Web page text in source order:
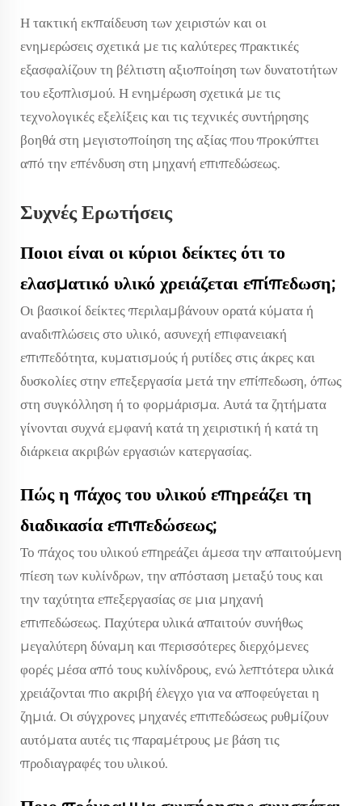
Η τακτική εκπαίδευση των χειριστών και οι
ενημερώσεις σχετικά με τις καλύτερες πρακτικές
εξασφαλίζουν τη βέλτιστη αξιοποίηση των δυνατοτήτων
του εξοπλισμού. Η ενημέρωση σχετικά με τις
τεχνολογικές εξελίξεις και τις τεχνικές συντήρησης
βοηθά στη μεγιστοποίηση της αξίας που προκύπτει
από την επένδυση στη μηχανή επιπεδώσεως.
Συχνές Ερωτήσεις
Ποιοι είναι οι κύριοι δείκτες ότι το
ελασματικό υλικό χρειάζεται επίπεδωση;
Οι βασικοί δείκτες περιλαμβάνουν ορατά κύματα ή
αναδιπλώσεις στο υλικό, ασυνεχή επιφανειακή
επιπεδότητα, κυματισμούς ή ρυτίδες στις άκρες και
δυσκολίες στην επεξεργασία μετά την επίπεδωση, όπως
στη συγκόλληση ή το φορμάρισμα. Αυτά τα ζητήματα
γίνονται συχνά εμφανή κατά τη χειριστική ή κατά τη
διάρκεια ακριβών εργασιών κατεργασίας.
Πώς η πάχος του υλικού επηρεάζει τη
διαδικασία επιπεδώσεως;
Το πάχος του υλικού επηρεάζει άμεσα την απαιτούμενη
πίεση των κυλίνδρων, την απόσταση μεταξύ τους και
την ταχύτητα επεξεργασίας σε μια μηχανή
επιπεδώσεως. Παχύτερα υλικά απαιτούν συνήθως
μεγαλύτερη δύναμη και περισσότερες διερχόμενες
φορές μέσα από τους κυλίνδρους, ενώ λεπτότερα υλικά
χρειάζονται πιο ακριβή έλεγχο για να αποφεύγεται η
ζημιά. Οι σύγχρονες μηχανές επιπεδώσεως ρυθμίζουν
αυτόματα αυτές τις παραμέτρους με βάση τις
προδιαγραφές του υλικού.